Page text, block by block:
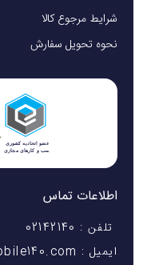
شرایط مرجوع کالا
نحوه تحویل سفارش
اطلاعات تماس
تلفن : 02142140
ایمیل : support@mobile140.com